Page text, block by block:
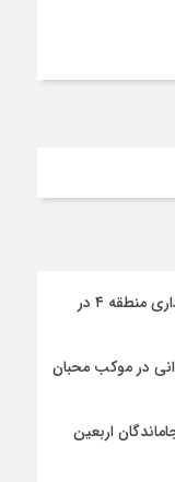
خدمات رسانی موکب محبان الرضای شهرداری منطقه ۴ در
در موکب محبان
اربعین